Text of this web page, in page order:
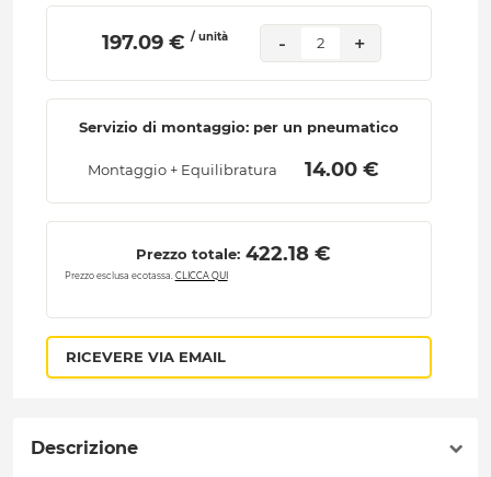
197.09 € / unità - 2 +
Servizio di montaggio: per un pneumatico
Montaggio + Equilibratura 14.00 €
Prezzo totale: 422.18 €
Prezzo esclusa ecotassa. CLICCA QUI
RICEVERE VIA EMAIL
Descrizione